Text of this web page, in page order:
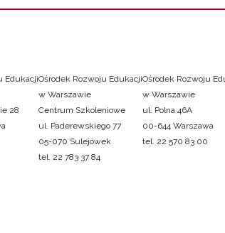
Edukacji
28
Ośrodek Rozwoju Edukacji
w Warszawie
Centrum Szkoleniowe
ul. Paderewskiego 77
05-070 Sulejówek
tel. 22 783 37 84
Ośrodek Rozwoju
w Warszawie
ul. Polna 46A
00-644 Warszawa
tel. 22 570 83 00